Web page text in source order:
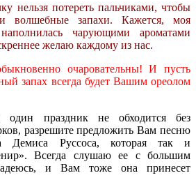
нельзя потереть пальчиками, чтобы
волшебные запахи. Кажется, моя
чарующими ароматами
желаю каждому из нас.
очаровательны! И пусть
запах всегда будет Вашим ореолом
праздник не обходится без
разрешите предложить Вам песню
Демиса Руссоса, которая так и
Всегда слушаю ее с большим
и Вам тоже она принесет